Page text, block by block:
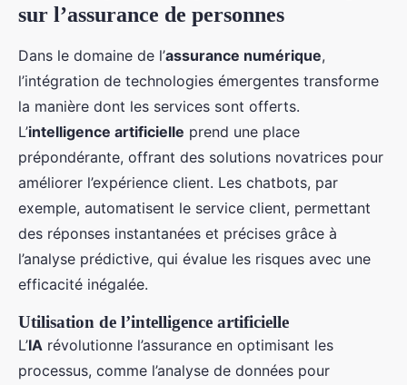
sur l’assurance de personnes
Dans le domaine de l’assurance numérique,
l’intégration de technologies émergentes transforme
la manière dont les services sont offerts.
L’intelligence artificielle prend une place
prépondérante, offrant des solutions novatrices pour
améliorer l’expérience client. Les chatbots, par
exemple, automatisent le service client, permettant
des réponses instantanées et précises grâce à
l’analyse prédictive, qui évalue les risques avec une
efficacité inégalée.
Utilisation de l’intelligence artificielle
L’IA révolutionne l’assurance en optimisant les
processus, comme l’analyse de données pour